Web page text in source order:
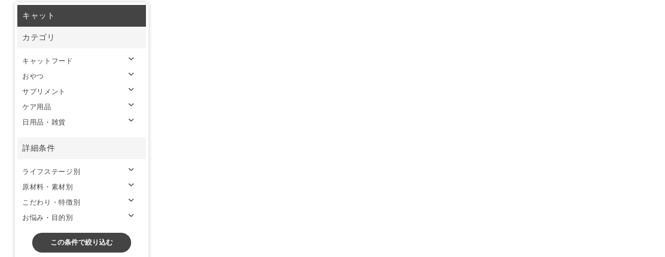
キャット
カテゴリ
キャットフード
おやつ
サプリメント
ケア用品
日用品・雑貨
詳細条件
ライフステージ別
原材料・素材別
こだわり・特徴別
お悩み・目的別
この条件で絞り込む